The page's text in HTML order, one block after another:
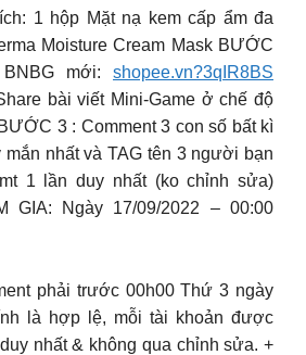
1 hộp Mặt nạ kem cấp ẩm đa
Moisture Cream Mask BƯỚC
mới: shopee.vn?3qIR8BS
bài viết Mini-Game ở chế độ
3 : Comment 3 con số bất kì
mắn nhất và TAG tên 3 người bạn
1 lần duy nhất (ko chỉnh sửa)
GIA: Ngày 17/09/2022 – 00:00
phải trước 00h00 Thứ 3 ngày
là hợp lệ, mỗi tài khoản được
nhất & không qua chỉnh sửa. +